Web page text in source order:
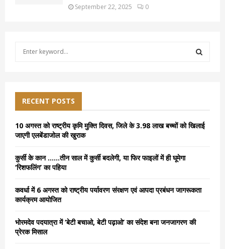
September 22, 2025 0
f
o
r
RECENT POSTS
10 अगस्त को राष्ट्रीय कृमि मुक्ति दिवस, जिले के 3.98 लाख बच्चों को खिलाई
जाएगी एलबेंडाजोल की खुराक
कुर्सी के कान ……तीन साल में कुर्सी बदलेगी, या फिर फाइलों में ही घूमेगा
‘रिशफलिंग’ का पहिया
कवर्धा में 6 अगस्त को राष्ट्रीय पर्यावरण संरक्षण एवं आपदा प्रबंधन जागरूकता
कार्यक्रम आयोजित
भोरमदेव पदयात्रा में ‘बेटी बचाओ, बेटी पढ़ाओ’ का संदेश बना जनजागरण की
प्रेरक मिसाल